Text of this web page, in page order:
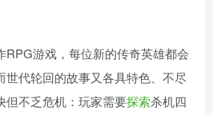
RPG游戏，每位新的传奇英雄都会
世代轮回的故事又各具特色、不尽
但不乏危机：玩家需要探索杀机四